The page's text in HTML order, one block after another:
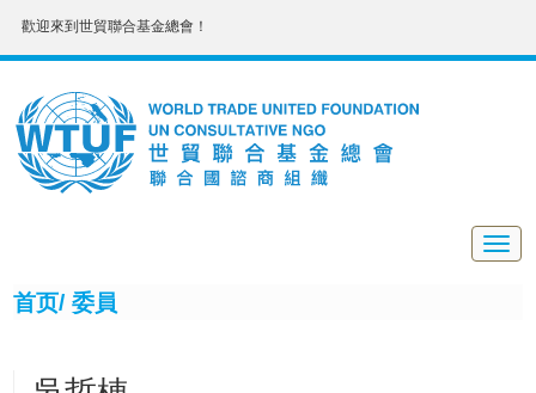
歡迎來到世貿聯合基金總會！
首页/ 委員